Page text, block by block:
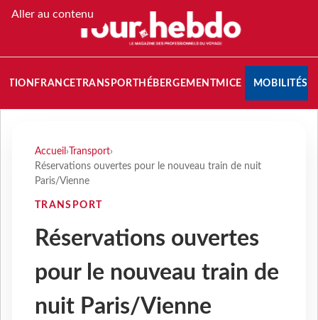
Aller au contenu
FRANCETRANSPORT HÉBERGEMENTMICE MOBILITÉS
Accueil › Transport›
Réservations ouvertes pour le nouveau train de nuit
Paris/Vienne
TRANSPORT
Réservations ouvertes
pour le nouveau train de
nuit Paris/Vienne